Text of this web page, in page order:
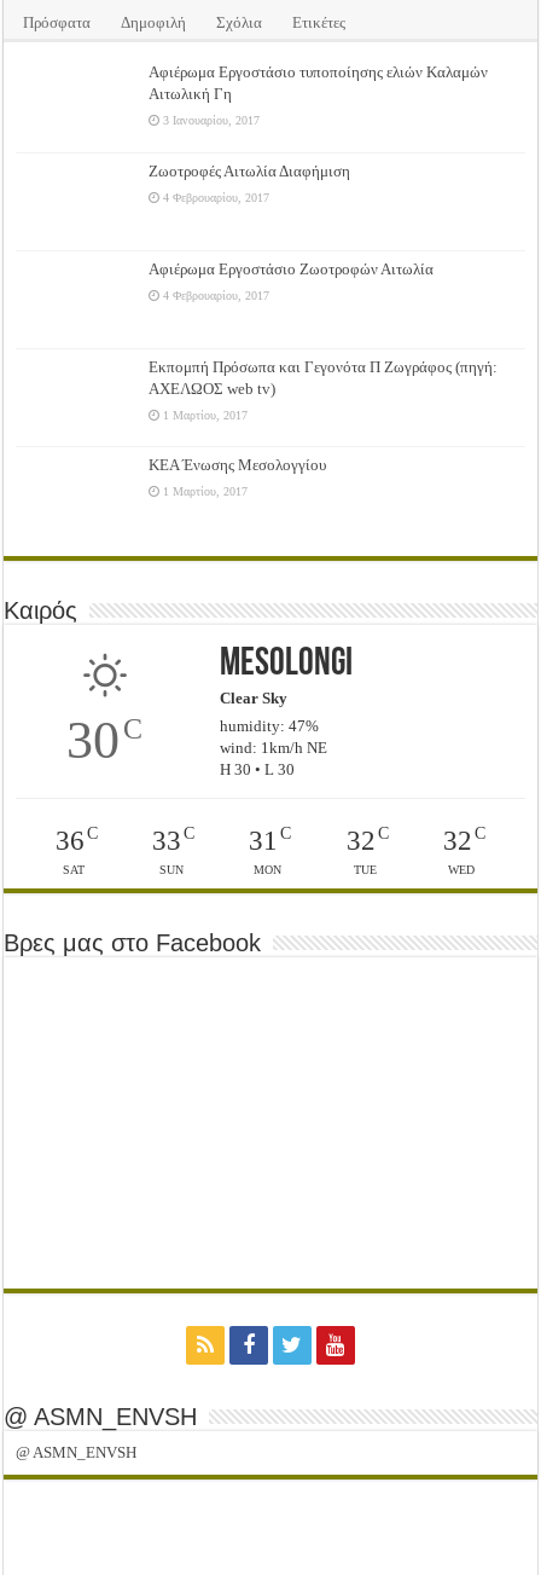
Πρόσφατα Δημοφιλή Σχόλια Ετικέτες
Αφιέρωμα Εργοστάσιο τυποποίησης ελιών Καλαμών
Αιτωλική Γη
3 Ιανουαρίου, 2017
Ζωοτροφές Αιτωλία Διαφήμιση
4 Φεβρουαρίου, 2017
Αφιέρωμα Εργοστάσιο Ζωοτροφών Αιτωλία
4 Φεβρουαρίου, 2017
Εκπομπή Πρόσωπα και Γεγονότα Π Ζωγράφος (πηγή:
ΑΧΕΛΩΟΣ web tv)
1 Μαρτίου, 2017
ΚΕΑ Ένωσης Μεσολογγίου
1 Μαρτίου, 2017
Καιρός
30C
Mesolongi
Clear Sky
humidity: 47%
wind: 1km/h NE
H 30 • L 30
36C
SAT
33C
SUN
31 C
MON
32C
TUE
32C
WED
Βρες μας στο Facebook
@ ASMN_ENVSH
@ ASMN_ENVSH